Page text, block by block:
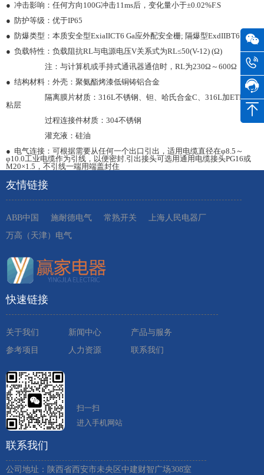
● 冲击影响：任何方向100G冲击11ms后，变化量小于±0.02%F.S
● 防护等级：优于IP65
● 防爆类型：本质安全型ExiaIICT6 Ga应外配安全栅; 隔爆型ExdIIBT6 Gb
● 负载特性：负载阻抗RL与电源电压V关系式为RL≤50(V-12) (Ω)
注：与计算机或手持式通讯器通信时，RL为230Ω～600Ω
● 结构材料：外壳：聚氨酯烤漆低铜铸铝合金
隔离膜片材质：316L不锈钢、钽、哈氏合金C、316L加ETFE防
粘层
过程连接件材质：304不锈钢
灌充液：硅油
● 电气连接：可根据需要从任何一个出口引出，适用电缆直径在φ8.5～
φ10.0工业电缆作为引线，以便密封.引出接头可选用通用电缆接头PG16或
M20×1.5，不引线一端用端盖封住
友情链接
ABB中国 施耐德电气 常熟开关
上海人民电器厂
万高（天津）电气
快速链接
关于我们 新闻中心
产品与服务
参考项目
人力资源 联系我们
扫一扫
进入手机网站
联系我们
公司地址：陕西省西安市未央区中建财智广场308室